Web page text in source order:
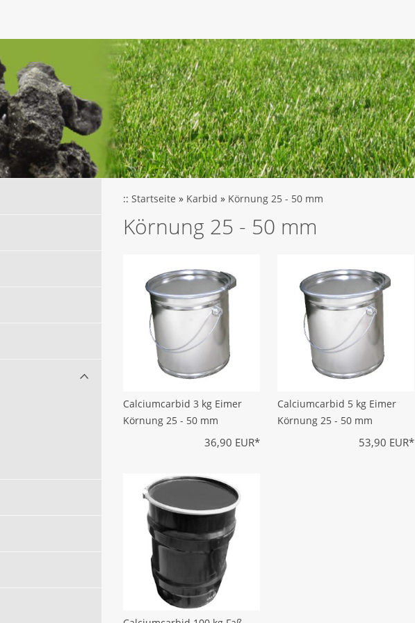
:: Startseite » Karbid » Körnung 25 - 50 mm
Körnung 25 - 50 mm
Calciumcarbid 3 kg Eimer
Körnung 25 - 50 mm
36,90 EUR*
Calciumcarbid 5 kg Eimer
Körnung 25 - 50 mm
53,90 EUR*